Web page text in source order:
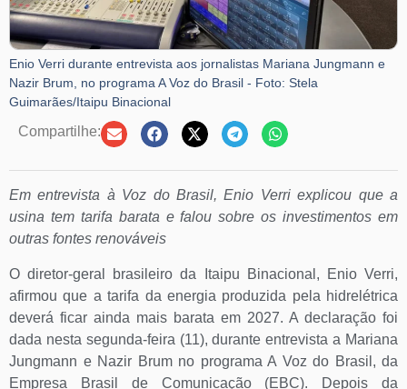
Enio Verri durante entrevista aos jornalistas Mariana Jungmann e
Nazir Brum, no programa A Voz do Brasil - Foto: Stela
Guimarães/Itaipu Binacional
Compartilhe:
Em entrevista à Voz do Brasil, Enio Verri explicou que a
usina tem tarifa barata e falou sobre os investimentos em
outras fontes renováveis
O diretor-geral brasileiro da Itaipu Binacional, Enio Verri,
afirmou que a tarifa da energia produzida pela hidrelétrica
deverá ficar ainda mais barata em 2027. A declaração foi
dada nesta segunda-feira (11), durante entrevista a Mariana
Jungmann e Nazir Brum no programa A Voz do Brasil, da
Empresa Brasil de Comunicação (EBC). Depois da